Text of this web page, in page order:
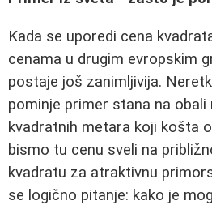
Kada se uporedi cena
cenama u drugim evropskim
postaje još zanimljivija.
pominje primer stana na obali
kvadratnih metara koji košta
bismo tu cenu sveli na
kvadratu za atraktivnu
se logično pitanje: kako je